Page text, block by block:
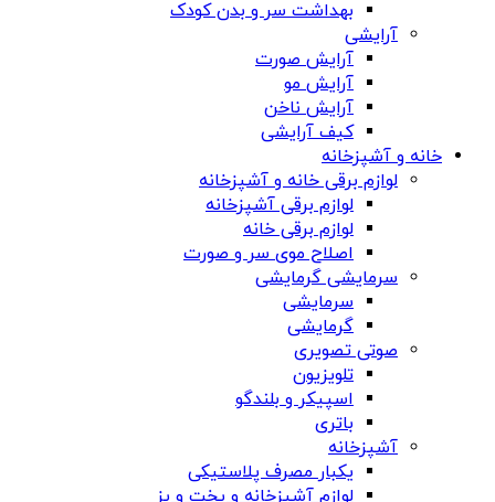
بهداشت سر و بدن کودک
آرایشی
آرایش صورت
آرایش مو
آرایش ناخن
کیف آرایشی
خانه و آشپزخانه
لوازم برقی خانه و آشپزخانه
لوازم برقی آشپزخانه
لوازم برقی خانه
اصلاح موی سر و صورت
سرمایشی گرمایشی
سرمایشی
گرمایشی
صوتی تصویری
تلویزیون
اسپیکر و بلندگو
باتری
آشپزخانه
یکبار مصرف پلاستیکی
لوازم آشپزخانه و پخت و پز